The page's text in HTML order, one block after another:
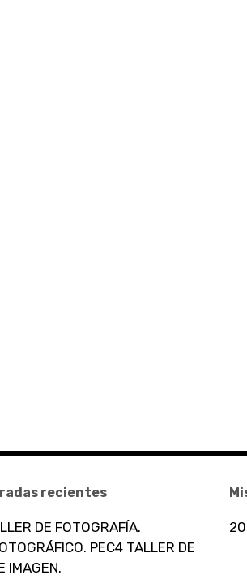
recientes
DE FOTOGRAFÍA.
PEC4 TALLER DE
IMAGEN.